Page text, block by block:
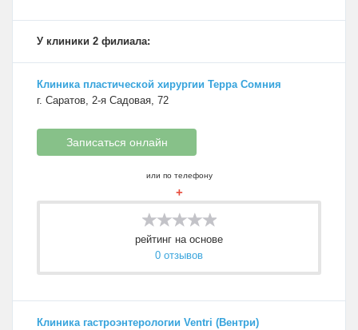
У клиники 2 филиала:
Клиника пластической хирургии Терра Сомния
г. Саратов, 2-я Садовая, 72
Записаться онлайн
или по телефону
+
рейтинг на основе
0 отзывов
Клиника гастроэнтерологии Ventri (Вентри)